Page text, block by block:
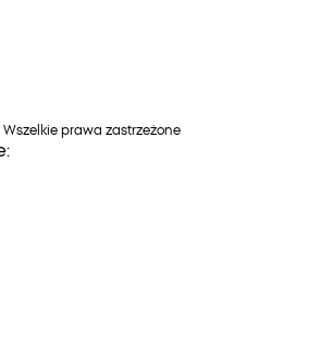
prawa zastrzeżone